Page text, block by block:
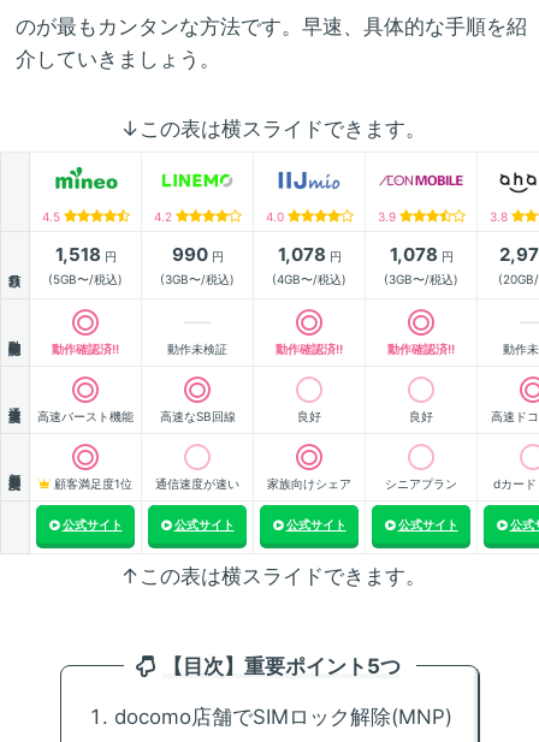
のが最もカンタンな方法です。早速、具体的な手順を紹
介していきましょう。
↓この表は横スライドできます。
4.5 4.2 4.0 3.9 3.8
1,518 円
(5GB〜/税込)
990円
(3GB〜/税込)
1,078 円
(4GB〜/税込)
1,078 円
(3GB〜/税込)
動作確認済!! 動作未検証 動作確認済!! 動作確認済!! 動作
高速バースト機能 高速なSB回線 良好 良好 高速ド
顧客満足度1位 通信速度が速い 家族向けシェア シニアプラン dカード
公式サイト 公式サイト 公式サイト 公式サイト 公式
↑この表は横スライドできます。
【目次】重要ポイント5つ
docomo店舗でSIMロック解除(MNP)